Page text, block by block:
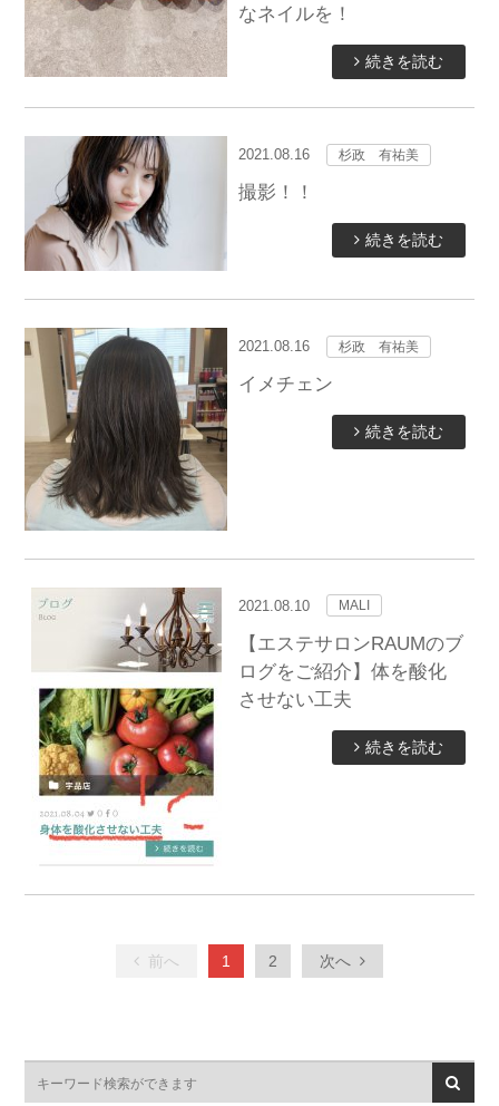
なネイルを！
続きを読む
2021.08.16 杉政 有祐美
撮影！！
続きを読む
2021.08.16 杉政 有祐美
イメチェン
続きを読む
2021.08.10 MALI
【エステサロンRAUMのブ
ログをご紹介】体を酸化
させない工夫
続きを読む
前へ 1 2 次へ